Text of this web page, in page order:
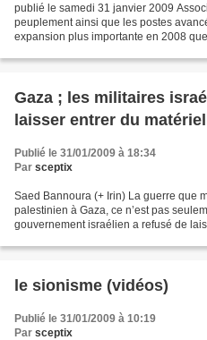
publié le samedi 31 janvier 2009
peuplement ainsi que les postes
expansion plus importante en 2008
Gaza ; les militaires
laisser entrer du
Publié le 31/01/2009 à 18:34
Par sceptix
Saed Bannoura (+ Irin) La guerre que
palestinien à Gaza, ce n’est pas
gouvernement israélien a refusé de
le sionisme (vidéos)
Publié le 31/01/2009 à 10:19
Par sceptix